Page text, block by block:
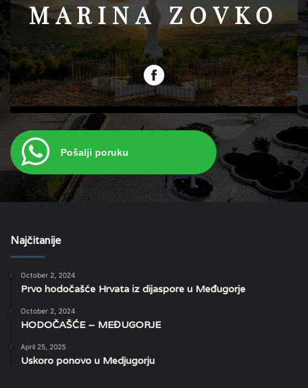
MARINA ZOVKO
Pošalji poruku
Najčitanije
October 2, 2024
Prvo hodočašće Hrvata iz dijaspore u Međugorje
October 2, 2024
HODOČAŠĆE – MEĐUGORJE
April 25, 2025
Uskoro ponovo u Medjugorju